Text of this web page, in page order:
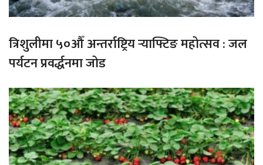
त्रिशुलीमा ५०औँ अन्तर्राष्ट्रिय र्‍याफ्टिङ महोत्सव : जल
पर्यटन प्रवर्द्धनमा जोड